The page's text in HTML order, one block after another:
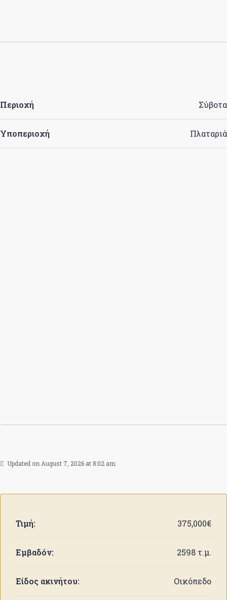
Περιοχή Σύβοτα
Υποπεριοχή Πλαταριά
Updated on August 7, 2026 at 8:02 am
Τιμή: 375,000€
Εμβαδόν: 2598 τ.μ.
Είδος ακινήτου: Οικόπεδο